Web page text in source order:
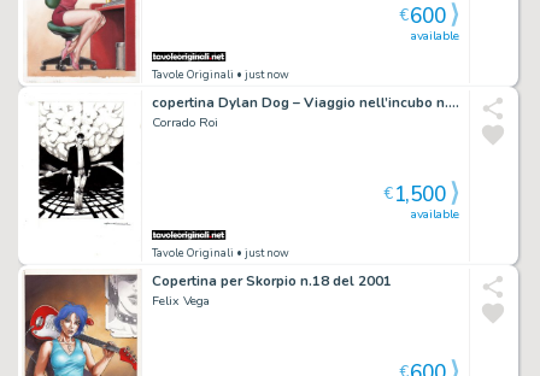
Tavole Originali • just now
available
€600
copertina Dylan Dog – Viaggio nell’incubo n.14 “Una vita divisa in due”
Corrado Roi
Tavole Originali • just now
available
€1,500
Copertina per Skorpio n.18 del 2001
Felix Vega